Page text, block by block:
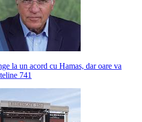
la un acord cu Hamas, dar oare va
741